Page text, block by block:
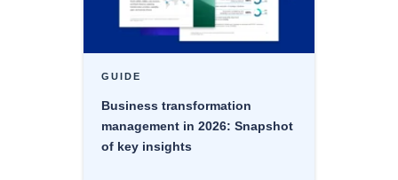
GUIDE
Business transformation
management in 2026: Snapshot
of key insights